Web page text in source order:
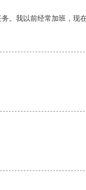
。我以前经常加班，现